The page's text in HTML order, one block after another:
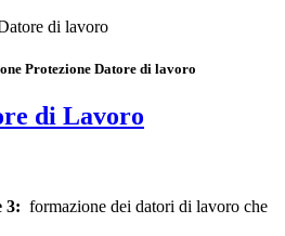
di lavoro
Protezione Datore di lavoro
di Lavoro
3: formazione dei datori di lavoro che